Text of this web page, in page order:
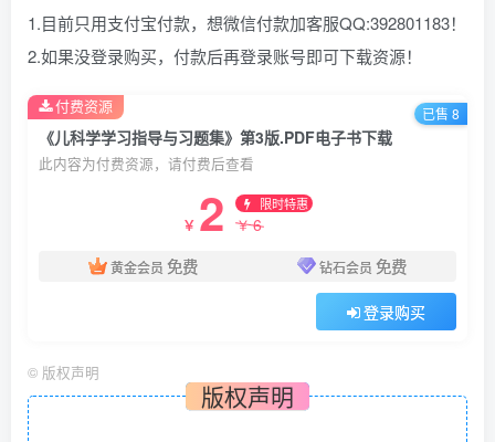
1.目前只用支付宝付款，想微信付款加客服QQ:392801183！
2.如果没登录购买，付款后再登录账号即可下载资源！
《儿科学学习指导与习题集》第3版.PDF电子书下载
此内容为付费资源，请付费后查看
￥ 2 限时特惠
￥6
黄金会员 免费 钻石会员 免费
登录购买
付费资源 已售 8
© 版权声明
版权声明